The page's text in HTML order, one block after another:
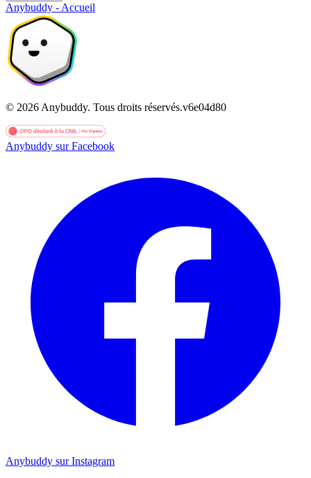
Anybuddy - Accueil
© 2026 Anybuddy. Tous droits réservés.v6e04d80
Anybuddy sur Facebook
Anybuddy sur Instagram